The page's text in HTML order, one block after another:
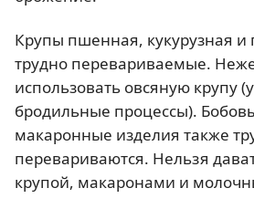
Крупы пшенная, кукурузная и
трудно перевариваемые.
использовать овсяную крупу
бродильные процессы).
макаронные изделия также
перевариваются. Нельзя
крупой, макаронами и